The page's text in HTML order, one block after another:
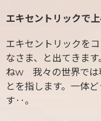
エキセントリックで
エキセントリックを
なさま、と出てきま
ねw 我々の世界では
とを指します。一体
す‥。